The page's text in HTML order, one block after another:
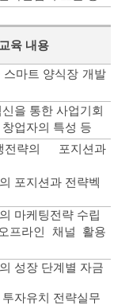
교육 내용
스마트 양식장 개발
을 통한 사업기회
업자의 특성 등
전략의 포지션과
포지션과 전략벡
마케팅전략 수립
오프라인 채널 활용
성장 단계별 자금
자유치 전략실무